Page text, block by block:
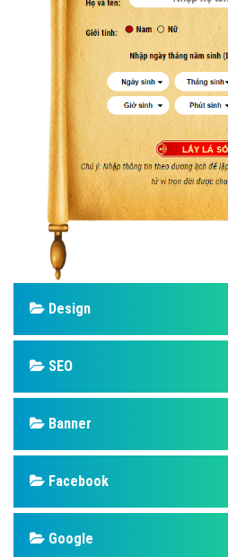
Design
SEO
Banner
Facebook
Google